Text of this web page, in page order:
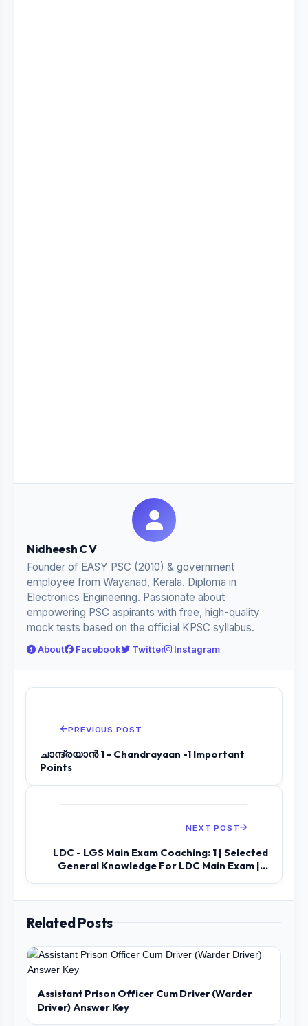
Nidheesh C V
Founder of EASY PSC (2010) & government
employee from Wayanad, Kerala. Diploma in
Electronics Engineering. Passionate about
empowering PSC aspirants with free, high-quality
mock tests based on the official KPSC syllabus.
About Facebook Twitter Instagram
PREVIOUS POST
ചാന്ദ്രയാൻ 1 - Chandrayaan -1 Important
Points
NEXT POST
LDC - LGS Main Exam Coaching: 1 | Selected
General Knowledge For LDC Main Exam |...
Related Posts
Assistant Prison Officer Cum Driver (Warder
Driver) Answer Key